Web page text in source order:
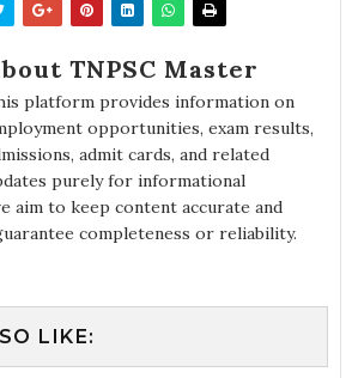
TNPSC Master
platform provides information on
opportunities, exam results,
admit cards, and related
purely for informational
aim to keep content accurate and
completeness or reliability.
LIKE: